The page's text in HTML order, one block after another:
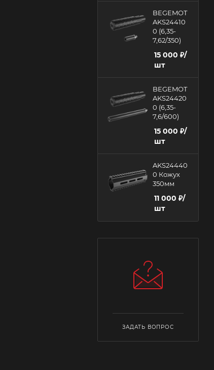
BEGEMOT
AKS24410
0 (6,35-
7,62/350)
15 000 ₽/
шт
BEGEMOT
AKS24420
0 (6,35-
7,6/600)
15 000 ₽/
шт
AKS24440
0 Кожух
350мм
11 000 ₽/
шт
ЗАДАТЬ ВОПРОС